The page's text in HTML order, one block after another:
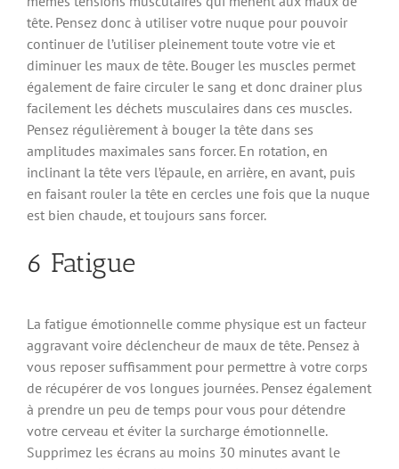
tête. Pensez donc à utiliser votre nuque pour pouvoir
continuer de l’utiliser pleinement toute votre vie et
diminuer les maux de tête. Bouger les muscles permet
également de faire circuler le sang et donc drainer plus
facilement les déchets musculaires dans ces muscles.
Pensez régulièrement à bouger la tête dans ses
amplitudes maximales sans forcer. En rotation, en
inclinant la tête vers l’épaule, en arrière, en avant, puis
en faisant rouler la tête en cercles une fois que la nuque
est bien chaude, et toujours sans forcer.
6 Fatigue
La fatigue émotionnelle comme physique est un facteur
aggravant voire déclencheur de maux de tête. Pensez à
vous reposer suffisamment pour permettre à votre corps
de récupérer de vos longues journées. Pensez également
à prendre un peu de temps pour vous pour détendre
votre cerveau et éviter la surcharge émotionnelle.
Supprimez les écrans au moins 30 minutes avant le